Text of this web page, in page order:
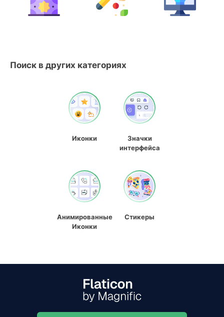
Поиск в других категориях
Иконки
Значки
интерфейса
Анимированные
Иконки
Стикеры